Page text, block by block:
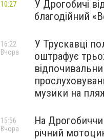
У Дрогобичі
благодійний
10:27
У Трускавці
оштрафує
музики на
16:22
Вчора
На
річний
15:56
Вчора